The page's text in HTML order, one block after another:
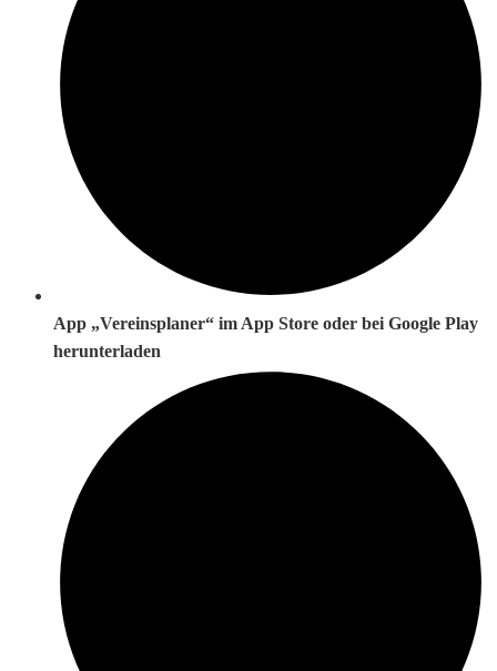
App „Vereinsplaner“ im App Store oder bei Google Play
herunterladen